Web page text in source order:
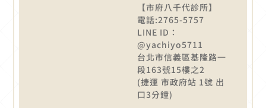
【市府八千代診所】
電話:2765-5757
LINE ID：
@yachiyo5711
台北市信義區基隆路一
段163號15樓之2
(捷運 市政府站 1號 出
口3分鐘)